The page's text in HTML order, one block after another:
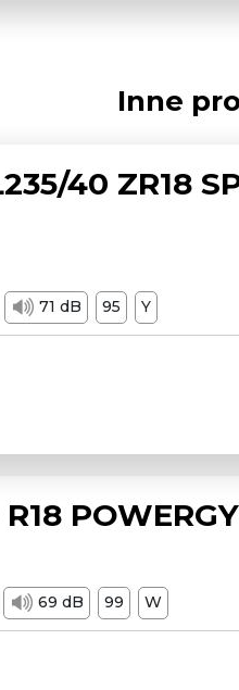
Inne
40 ZR18
71 dB 95 Y
69 dB 99 W